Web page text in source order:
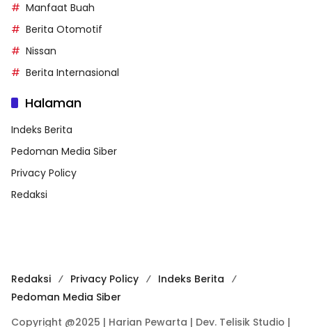
Manfaat Buah
Berita Otomotif
Nissan
Berita Internasional
Halaman
Indeks Berita
Pedoman Media Siber
Privacy Policy
Redaksi
Redaksi Privacy Policy
Indeks Berita
Pedoman Media Siber
Copyright @2025 | Harian Pewarta | Dev. Telisik Studio |